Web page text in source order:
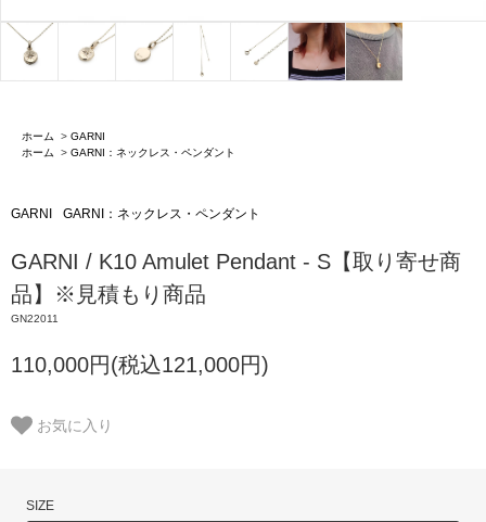
ホーム > GARNI
ホーム
> GARNI：ネックレス・ペンダント
GARNI GARNI：ネックレス・ペンダント
GARNI / K10 Amulet Pendant - S【取り寄せ商
品】※見積もり商品
GN22011
110,000円(税込121,000円)
お気に入り
SIZE